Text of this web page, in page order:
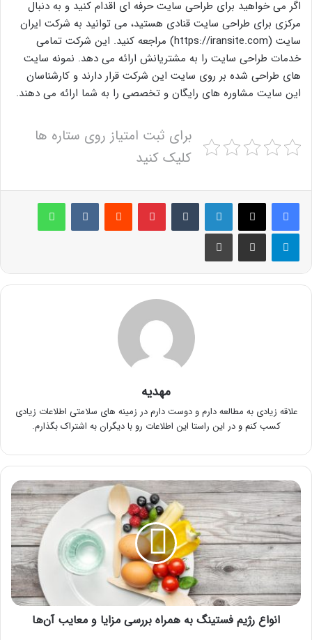
اگر می خواهید برای طراحی سایت حرفه ای اقدام کنید و به دنبال
مرکزی برای طراحی سایت قنادی هستید، می توانید به شرکت ایران
سایت (https://iransite.com) مراجعه کنید. این شرکت تمامی
خدمات طراحی سایت را به مشتریانش ارائه می دهد. نمونه سایت
های طراحی شده بر روی سایت این شرکت قرار دارند و کارشناسان
این سایت مشاوره های رایگان و تخصصی را به شما ارائه می دهند.
برای ثبت امتیاز روی ستاره ها
کلیک کنید
لینکدین ‫تامبلر پینترست‫رددیت ‫VKontakteواتس آپ
تلگرام اشتراک گذاری از طریق ایمیل چاپ
مهدیه
علاقه زیادی به مطالعه دارم و دوست دارم در زمینه های سلامتی اطلاعات زیادی
کسب کنم و در این راستا این اطلاعات رو با دیگران به اشتراک بگذارم.
انواع
رژیم
فستینگ
به
همراه
بررسی
مزایا
و
معایب
انواع رژیم فستینگ به همراه بررسی مزایا و معایب آن‌ها